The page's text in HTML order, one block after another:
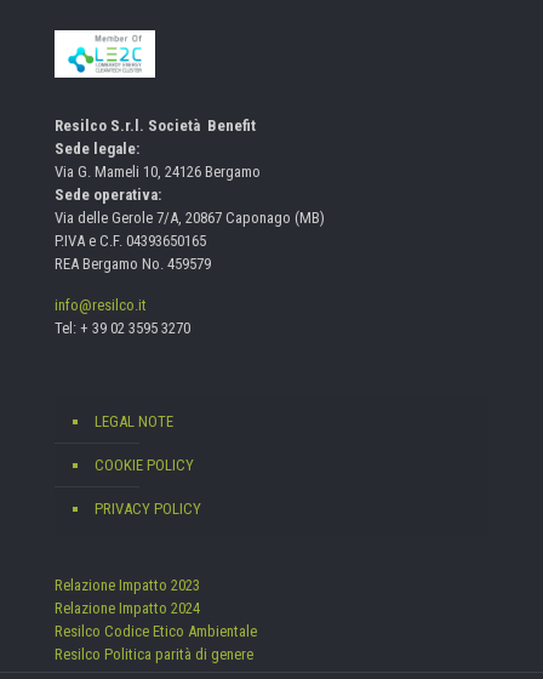
Resilco S.r.l. Società Benefit
Sede legale:
Via G. Mameli 10, 24126 Bergamo
Sede operativa:
Via delle Gerole 7/A, 20867 Caponago (MB)
P.IVA e C.F. 04393650165
REA Bergamo No. 459579
info@resilco.it
Tel: + 39 02 3595 3270
LEGAL NOTE
COOKIE POLICY
PRIVACY POLICY
Relazione Impatto 2023
Relazione Impatto 2024
Resilco Codice Etico Ambientale
Resilco Politica parità di genere